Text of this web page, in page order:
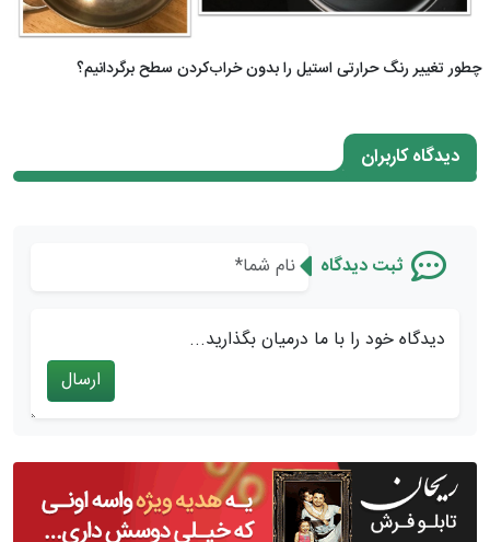
چطور تغییر رنگ حرارتی استیل را بدون خراب‌کردن سطح برگردانیم؟
دیدگاه کاربران
ثبت دیدگاه
دیدگاه خود را با ما درمیان بگذارید...
ارسال